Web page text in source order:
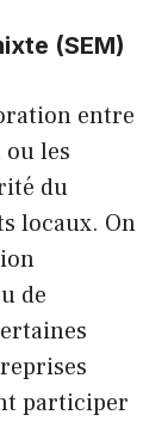
(SEM)
entre
les
du
locaux. On
de
participer